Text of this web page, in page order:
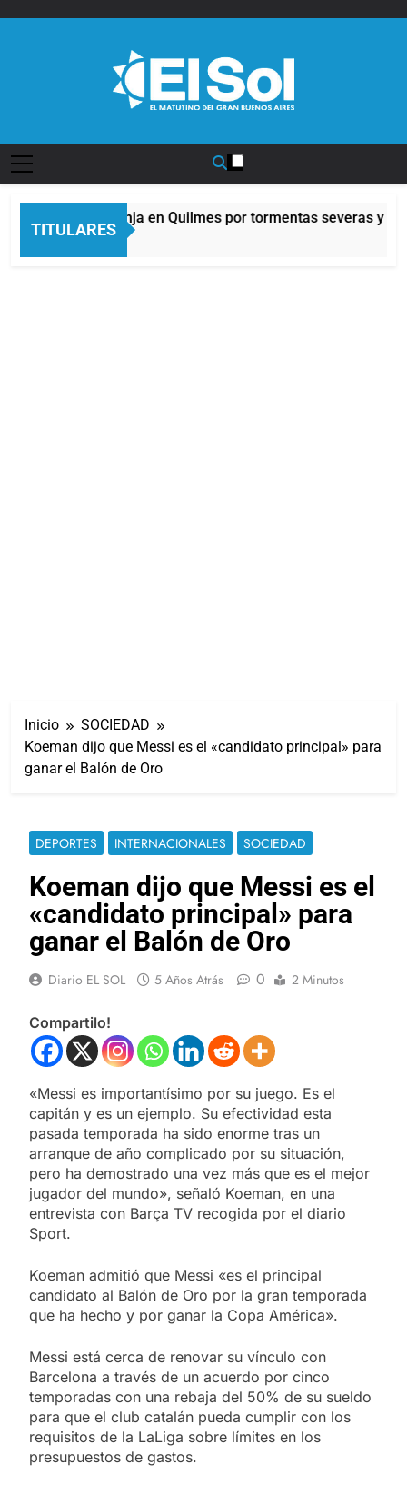
TITULARES
Alerta naranja en Quilmes por tormentas severas y
10 Horas Atrás
Inicio
SOCIEDAD
Koeman dijo que Messi es el «candidato principal» para
ganar el Balón de Oro
DEPORTES INTERNACIONALES SOCIEDAD
Koeman dijo que Messi es el
«candidato principal» para
ganar el Balón de Oro
Diario EL SOL 5 Años Atrás 0 2 Minutos
Compartilo!
«Messi es importantísimo por su juego. Es el
capitán y es un ejemplo. Su efectividad esta
pasada temporada ha sido enorme tras un
arranque de año complicado por su situación,
pero ha demostrado una vez más que es el mejor
jugador del mundo», señaló Koeman, en una
entrevista con Barça TV recogida por el diario
Sport.
Koeman admitió que Messi «es el principal
candidato al Balón de Oro por la gran temporada
que ha hecho y por ganar la Copa América».
Messi está cerca de renovar su vínculo con
Barcelona a través de un acuerdo por cinco
temporadas con una rebaja del 50% de su sueldo
para que el club catalán pueda cumplir con los
requisitos de la LaLiga sobre límites en los
presupuestos de gastos.